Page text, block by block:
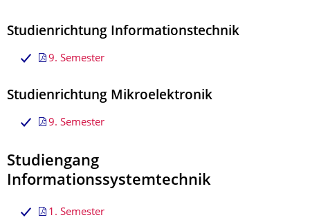
Studienrichtung Informationstechnik
9. Semester
Studienrichtung Mikroelektronik
9. Semester
Studiengang
Informationssystemtechnik
1. Semester